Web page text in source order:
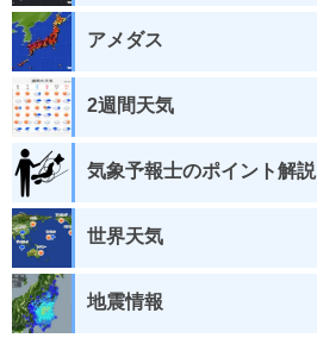
アメダス
2週間天気
気象予報士のポイント解説
世界天気
地震情報